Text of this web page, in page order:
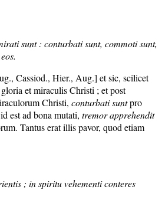
sunt : conturbati sunt, commoti sunt,
Cassiod., Hier., Aug.] et sic, scilicet
et miraculis Christi ; et post
Christi, conturbatisuntpro
id est ad bona mutati, tremor apprehendit
Tantus erat illis pavor, quod etiam
; in spiritu vehementi conteres